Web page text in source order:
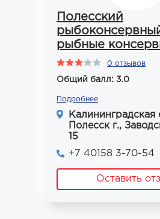
Полесский
рыбные
0 отзывов
Общий балл: 3.0
Подробнее
Калининградская
Полесск г.,
15
+7 40158 3-70-54
Оставить